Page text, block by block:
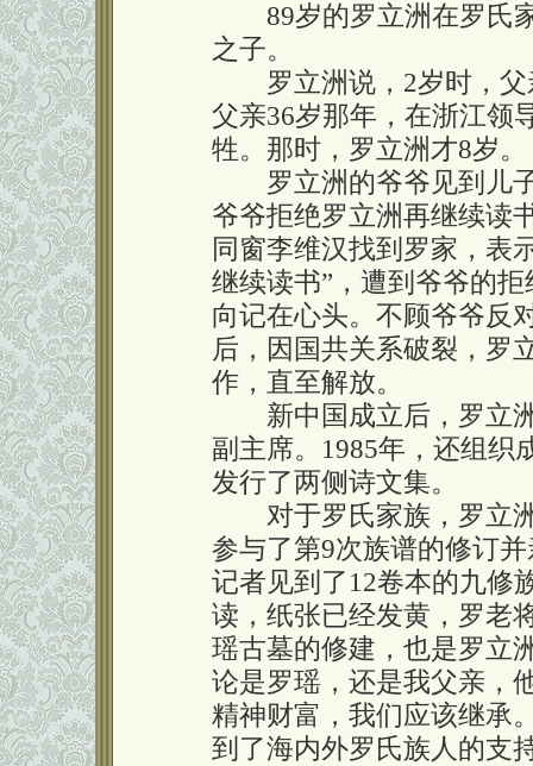
89岁的罗立洲在罗氏家
之子。
罗立洲说，2岁时，父
父亲36岁那年，在浙江领
牲。那时，罗立洲才8岁。
罗立洲的爷爷见到儿子
爷爷拒绝罗立洲再继续读
同窗李维汉找到罗家，表
继续读书”，遭到爷爷的
向记在心头。不顾爷爷反
后，因国共关系破裂，罗
作，直至解放。
新中国成立后，罗立洲
副主席。1985年，还组织
发行了两侧诗文集。
对于罗氏家族，罗立洲
参与了第9次族谱的修订
记者见到了12卷本的九修
读，纸张已经发黄，罗老
瑶古墓的修建，也是罗立
论是罗瑶，还是我父亲，
精神财富，我们应该继承
到了海内外罗氏族人的支